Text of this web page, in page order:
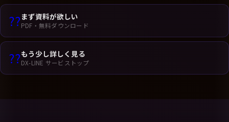
??まず資料が欲しい
PDF・無料ダウンロード
??もう少し詳しく見る
DX-LINE サービストップ